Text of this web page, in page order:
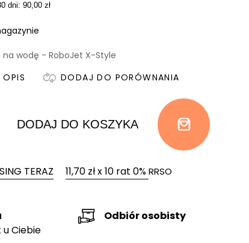
dni: 90,00 zł
na wodę - RoboJet X-Style
DODAJ DO PORÓWNANIA
DODAJ DO KOSZYKA
TERAZ 11,70 zł x 10 rat 0%RRSO
Ciebie
Odbiór osobisty